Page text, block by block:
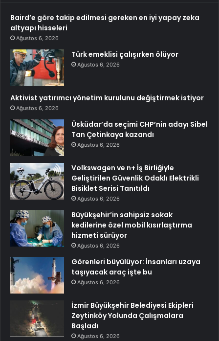
Baird’e göre takip edilmesi gereken en iyi yapay zeka
altyapı hisseleri
Ağustos 6, 2026
Türk emeklisi çalışırken ölüyor
Ağustos 6, 2026
Aktivist yatırımcı yönetim kurulunu değiştirmek istiyor
Ağustos 6, 2026
Üsküdar’da seçimi CHP’nin adayı Sibel
Tan Çetinkaya kazandı
Ağustos 6, 2026
Volkswagen ve n+ İş Birliğiyle
Geliştirilen Güvenlik Odaklı Elektrikli
Bisiklet Serisi Tanıtıldı
Ağustos 6, 2026
Büyükşehir’in sahipsiz sokak
kedilerine özel mobil kısırlaştırma
hizmeti sürüyor
Ağustos 6, 2026
Görenleri büyülüyor: İnsanları uzaya
taşıyacak araç işte bu
Ağustos 6, 2026
İzmir Büyükşehir Belediyesi Ekipleri
Zeytinköy Yolunda Çalışmalara
Başladı
Ağustos 6, 2026